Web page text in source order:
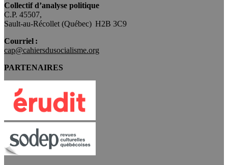
Collectif d’analyse politique
C.P. 45507,
Sault-au-Récollet (Québec) H2B 3C9
Courriel :
cap@cahiersdusocialisme.org
PARTENAIRES